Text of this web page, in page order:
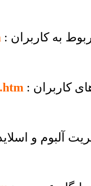
به کاربران
کاربران
آلبوم و